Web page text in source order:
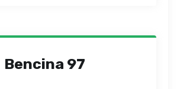
Bencina 97